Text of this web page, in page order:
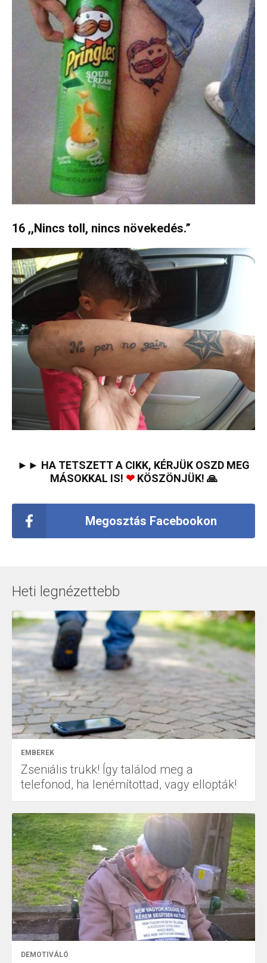
16 ,,Nincs toll, nincs növekedés.”
►► HA TETSZETT A CIKK, KÉRJÜK OSZD MEG
MÁSOKKAL IS! ❤KÖSZÖNJÜK! 🙏
Megosztás Facebookon
Heti legnézettebb
EMBEREK
Zseniális trükk! Így találod meg a
telefonod, ha lenémítottad, vagy ellopták!
DEMOTIVÁLÓ